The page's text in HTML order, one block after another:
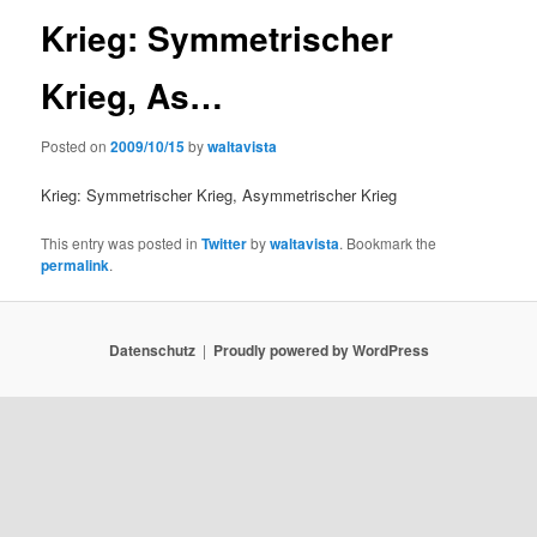
Krieg: Symmetrischer
Krieg, As…
Posted on2009/10/15bywaltavista
Krieg: Symmetrischer Krieg, Asymmetrischer Krieg
This entry was posted inTwitterbywaltavista. Bookmark the
permalink.
Datenschutz Proudly powered by WordPress